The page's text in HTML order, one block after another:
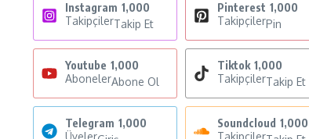
Instagram 1,000
TakipçilerTakip Et
Pinterest 1,000
TakipçilerPin
Youtube 1,000
AbonelerAbone Ol
Tiktok 1,000
TakipçilerTakip Et
Telegram 1,000
Üyeler
Soundcloud 1,000
Takipçiler